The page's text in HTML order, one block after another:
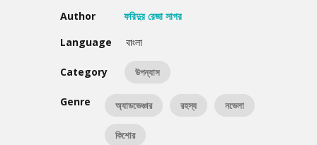
Author
ফরিদুর রেজা সাগর
Language
বাংলা
Category উপন্যাস
Genre অ্যাডভেঞ্চার রহস্য নভেলা
কিশোর